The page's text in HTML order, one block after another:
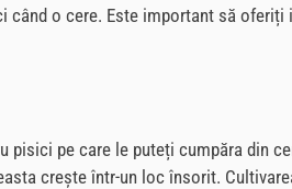
o cere. Este important să oferiți
pe care le puteți cumpăra din
crește într-un loc însorit.